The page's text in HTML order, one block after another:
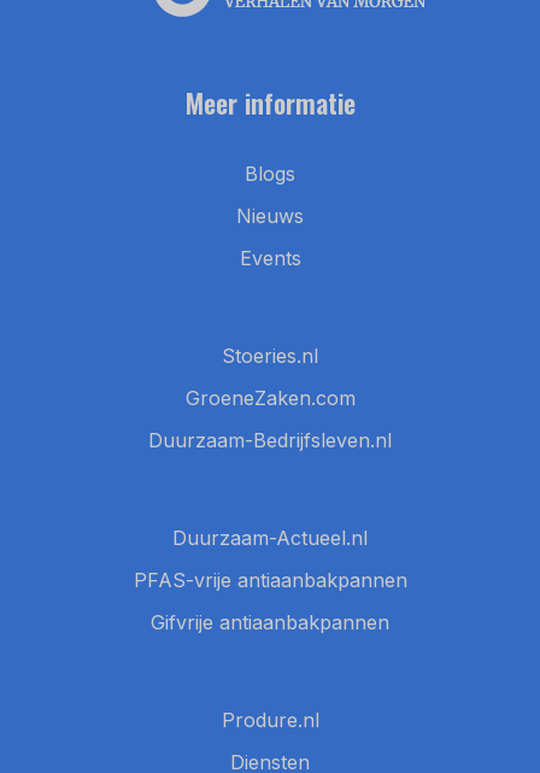
Meer informatie
Blogs
Nieuws
Events
Stoeries.nl
GroeneZaken.com
Duurzaam-Bedrijfsleven.nl
Duurzaam-Actueel.nl
PFAS-vrije antiaanbakpannen
Gifvrije antiaanbakpannen
Produre.nl
Diensten